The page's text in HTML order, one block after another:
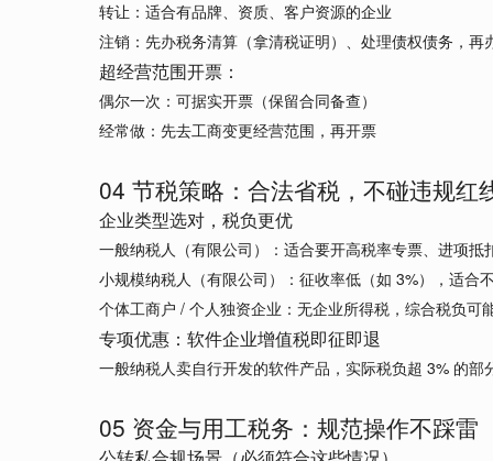
转让：适合有品牌、资质、客户资源的企业
注销：先办税务清算（拿清税证明）、处理债权债务，再
超经营范围开票：
偶尔一次：可据实开票（保留合同备查）
经常做：先去工商变更经营范围，再开票
04 节税策略：合法省税，不碰违规红
企业类型选对，税负更优
一般纳税人（有限公司）：适合要开高税率专票、进项抵
小规模纳税人（有限公司）：征收率低（如 3%），适合
个体工商户 / 个人独资企业：无企业所得税，综合税负可
专项优惠：软件企业增值税即征即退
一般纳税人卖自行开发的软件产品，实际税负超 3% 的
05 资金与用工税务：规范操作不踩雷